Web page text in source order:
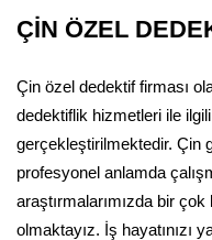
ÇİN ÖZEL
Çin özel dedektif firması
dedektiflik hizmetleri ile
gerçekleştirilmektedir. Çin
profesyonel anlamda
araştırmalarımızda bir çok
olmaktayız. İş hayatınızı